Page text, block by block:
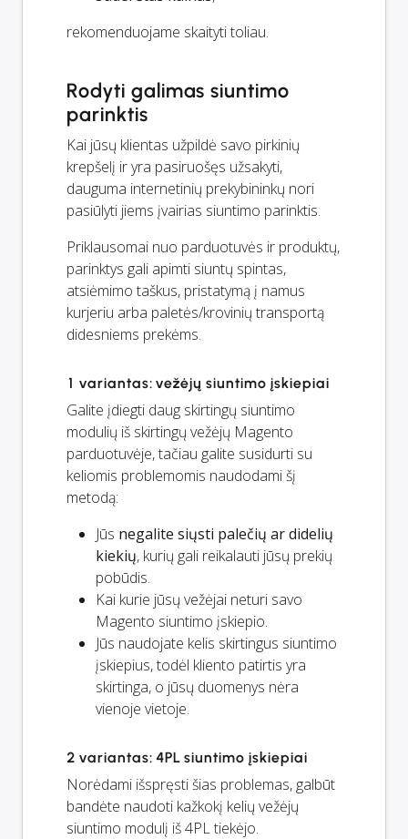
rekomenduojame skaityti toliau.
Rodyti galimas siuntimo
parinktis
Kai jūsų klientas užpildė savo pirkinių
krepšelį ir yra pasiruošęs užsakyti,
dauguma internetinių prekybininkų nori
pasiūlyti jiems įvairias siuntimo parinktis.
Priklausomai nuo parduotuvės ir produktų,
parinktys gali apimti siuntų spintas,
atsiėmimo taškus, pristatymą į namus
kurjeriu arba paletės/krovinių transportą
didesniems prekėms.
1 variantas: vežėjų siuntimo įskiepiai
Galite įdiegti daug skirtingų siuntimo
modulių iš skirtingų vežėjų Magento
parduotuvėje, tačiau galite susidurti su
keliomis problemomis naudodami šį
metodą:
Jūs negalite siųsti palečių ar didelių
kiekių, kurių gali reikalauti jūsų prekių
pobūdis.
Kai kurie jūsų vežėjai neturi savo
Magento siuntimo įskiepio.
Jūs naudojate kelis skirtingus siuntimo
įskiepius, todėl kliento patirtis yra
skirtinga, o jūsų duomenys nėra
vienoje vietoje.
2 variantas: 4PL siuntimo įskiepiai
Norėdami išspręsti šias problemas, galbūt
bandėte naudoti kažkokį kelių vežėjų
siuntimo modulį iš 4PL tiekėjo.